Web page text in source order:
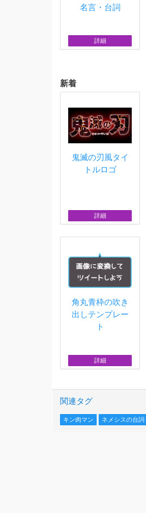
名言・台詞
詳細
新着
鬼滅の刃風タイ
トルロゴ
詳細
角丸青枠の吹き
出しテンプレー
ト
詳細
関連タグ
キン肉マン ネメシスの台詞